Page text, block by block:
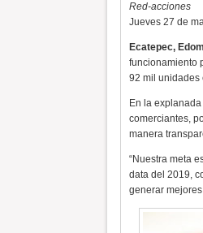
Red-acciones
Jueves 27 de
Ecatepec,
funcionamiento
92 mil unidades
En la
comerciantes,
manera
“Nuestra meta
data del 2019,
generar